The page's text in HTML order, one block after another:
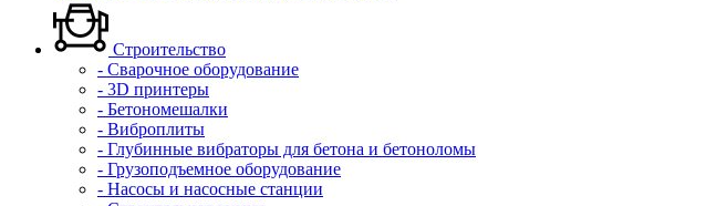
Строительство
- Сварочное оборудование
- 3D принтеры
- Бетономешалки
- Виброплиты
- Глубинные вибраторы для бетона и бетоноломы
- Грузоподъемное оборудование
- Насосы и насосные станции